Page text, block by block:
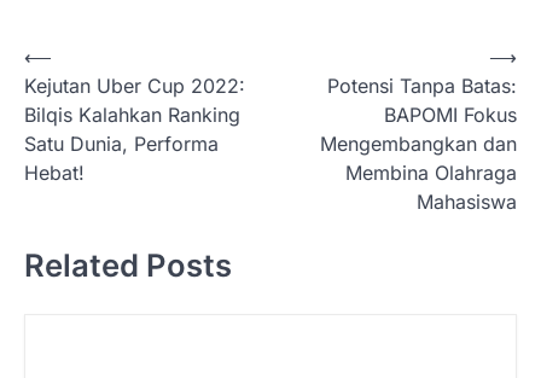
N
a
v
i
a
s
⟵
Kejutan Uber Cup 2022:
Bilqis Kalahkan Ranking
Satu Dunia, Performa
Hebat!
Potensi Tanpa Batas:
BAPOMI Fokus
Mengembangkan dan
Membina Olahraga
Mahasiswa
⟶
Related Posts